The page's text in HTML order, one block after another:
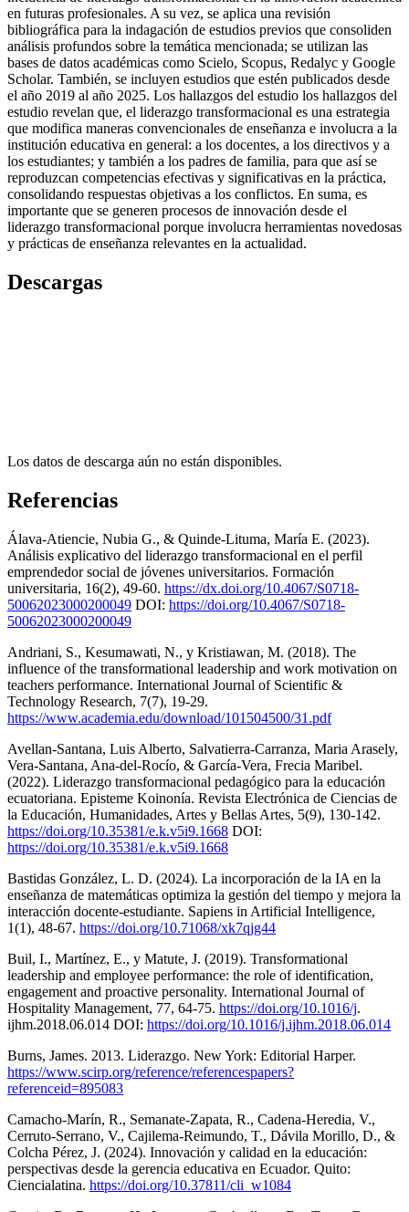
en futuras profesionales. A su vez, se aplica una revisión
bibliográfica para la indagación de estudios previos que consoliden
análisis profundos sobre la temática mencionada; se utilizan las
bases de datos académicas como Scielo, Scopus, Redalyc y Google
Scholar. También, se incluyen estudios que estén publicados desde
el año 2019 al año 2025. Los hallazgos del estudio los hallazgos del
estudio revelan que, el liderazgo transformacional es una estrategia
que modifica maneras convencionales de enseñanza e involucra a la
institución educativa en general: a los docentes, a los directivos y a
los estudiantes; y también a los padres de familia, para que así se
reproduzcan competencias efectivas y significativas en la práctica,
consolidando respuestas objetivas a los conflictos. En suma, es
importante que se generen procesos de innovación desde el
liderazgo transformacional porque involucra herramientas novedosas
y prácticas de enseñanza relevantes en la actualidad.
Descargas
Los datos de descarga aún no están disponibles.
Referencias
Álava-Atiencie, Nubia G., & Quinde-Lituma, María E. (2023).
Análisis explicativo del liderazgo transformacional en el perfil
emprendedor social de jóvenes universitarios. Formación
universitaria, 16(2), 49-60. https://dx.doi.org/10.4067/S0718-
50062023000200049 DOI: https://doi.org/10.4067/S0718-
50062023000200049
Andriani, S., Kesumawati, N., y Kristiawan, M. (2018). The
influence of the transformational leadership and work motivation on
teachers performance. International Journal of Scientific &
Technology Research, 7(7), 19-29.
https://www.academia.edu/download/101504500/31.pdf
Avellan-Santana, Luis Alberto, Salvatierra-Carranza, Maria Arasely,
Vera-Santana, Ana-del-Rocío, & García-Vera, Frecia Maribel.
(2022). Liderazgo transformacional pedagógico para la educación
ecuatoriana. Episteme Koinonía. Revista Electrónica de Ciencias de
la Educación, Humanidades, Artes y Bellas Artes, 5(9), 130-142.
https://doi.org/10.35381/e.k.v5i9.1668 DOI:
https://doi.org/10.35381/e.k.v5i9.1668
Bastidas González, L. D. (2024). La incorporación de la IA en la
enseñanza de matemáticas optimiza la gestión del tiempo y mejora la
interacción docente-estudiante. Sapiens in Artificial Intelligence,
1(1), 48-67. https://doi.org/10.71068/xk7qjg44
Buil, I., Martínez, E., y Matute, J. (2019). Transformational
leadership and employee performance: the role of identification,
engagement and proactive personality. International Journal of
Hospitality Management, 77, 64-75. https://doi.org/10.1016/j.
ijhm.2018.06.014 DOI: https://doi.org/10.1016/j.ijhm.2018.06.014
Burns, James. 2013. Liderazgo. New York: Editorial Harper.
https://www.scirp.org/reference/referencespapers?
referenceid=895083
Camacho-Marín, R., Semanate-Zapata, R., Cadena-Heredia, V.,
Cerruto-Serrano, V., Cajilema-Reimundo, T., Dávila Morillo, D., &
Colcha Pérez, J. (2024). Innovación y calidad en la educación:
perspectivas desde la gerencia educativa en Ecuador. Quito:
Ciencialatina. https://doi.org/10.37811/cli_w1084